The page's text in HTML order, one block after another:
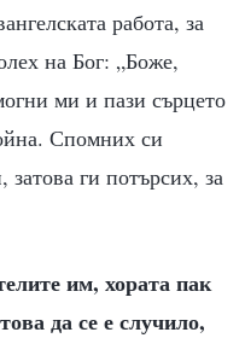
работа, за
на Бог: „Боже,
ми и пази сърцето
Спомних си
ги потърсих, за
им, хората пак
да се е случило,